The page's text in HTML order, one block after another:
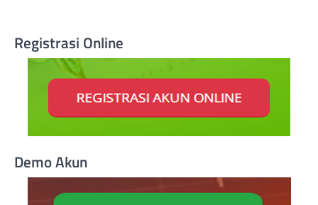
Registrasi Online
Demo Akun